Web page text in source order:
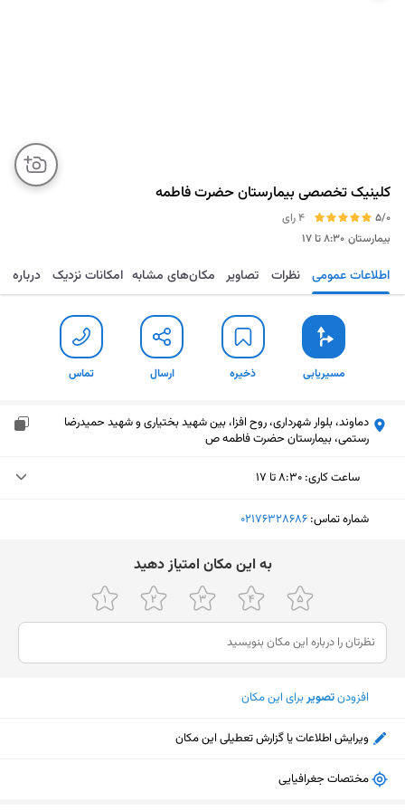
کلینیک تخصصی بیمارستان حضرت فاطمه
5/0
4 رای
بیمارستان ۸:۳۰ تا ۱۷
مسیریابی ذخیره ارسال تماس اطلاعات عمومی نظرات تصاویر مکان‌های مشابه امکانات نزدیک درباره
مسیریابی ذخیره ارسال تماس
دماوند، بلوار شهرداری، روح افزا، بین شهید بختیاری و شهید حمیدرضا
رستمی، بیمارستان حضرت فاطمه ص
ساعت کاری: ۸:۳۰ تا ۱۷
دوشنبه (امروز)
پنجشنبه
۸:۳۰ تا ۱۷
جمعه
تعطیل
شنبه
یکشنبه
شماره تماس: ‎02176328686
ﺑﻪ اﯾﻦ ﻣﮑﺎن اﻣﺘﯿﺎز دﻫﯿﺪ
افزودنتصویربرای این مکان
ویرایش اطلاعات یا گزارش تعطیلی این مکان
مختصات جغرافیایی